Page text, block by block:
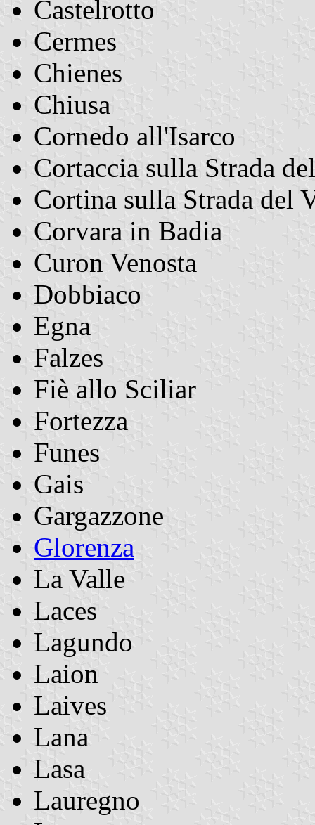
Castelrotto
Cermes
Chienes
Chiusa
Cornedo all'Isarco
Cortaccia sulla Strada
Cortina sulla Strada del
Corvara in Badia
Curon Venosta
Dobbiaco
Egna
Falzes
Fiè allo Sciliar
Fortezza
Funes
Gais
Gargazzone
Glorenza
La Valle
Laces
Lagundo
Laion
Laives
Lana
Lasa
Lauregno